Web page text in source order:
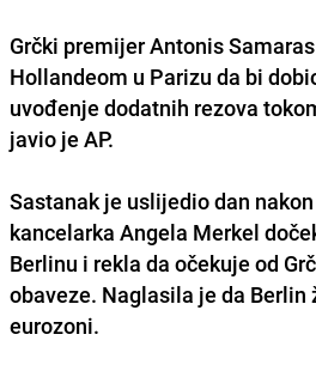
Grčki premijerAntonis Samaras
Hollandeom u Parizu da bi
uvođenje dodatnih rezova
javio je AP.
Sastanak je uslijedio dan
kancelarka Angela Merkel
Berlinu i rekla da očekuje od
obaveze. Naglasila je da Berlin
eurozoni.